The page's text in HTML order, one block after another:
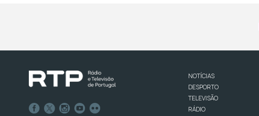
NOTÍCIAS
DESPORTO
TELEVISÃO
RÁDIO